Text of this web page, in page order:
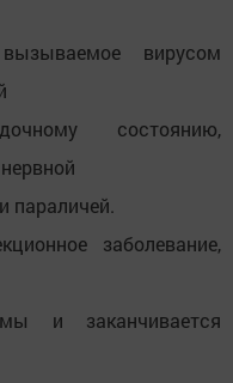
вирусом
состоянию,
параличей.
заболевание,
и заканчивается